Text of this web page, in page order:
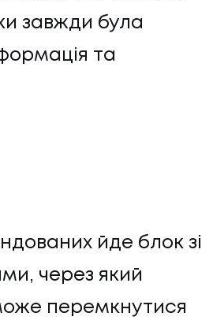
завжди була
та
йде блок зі
через який
перемкнутися